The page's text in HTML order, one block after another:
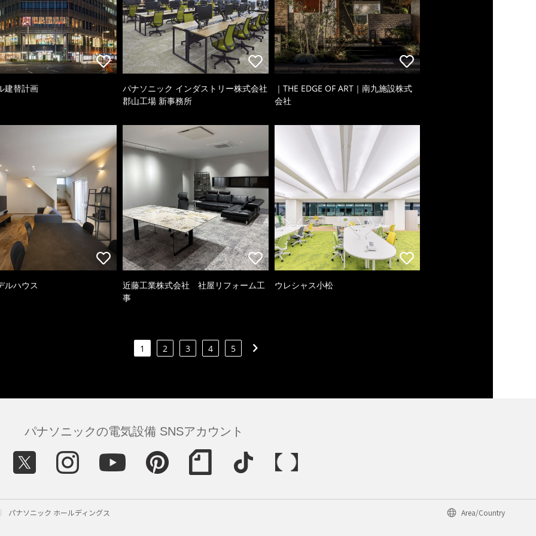
建替計画
パナソニック インダストリー株式会社
郡山工場 新事務所
｜THE EDGE OF ART｜南九施設株式
会社
ルハウス
近藤工業株式会社 社屋リフォーム工
事
ウレシャス小松
1 2 3 4 5
パナソニックの電気設備 SNSアカウント
パナソニック ホールディングス Area/Country